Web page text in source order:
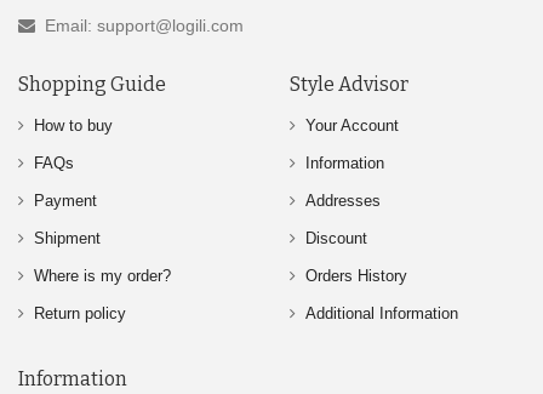
Email: support@logili.com
Shopping Guide
How to buy
FAQs
Payment
Shipment
Where is my order?
Return policy
Style Advisor
Your Account
Information
Addresses
Discount
Orders History
Additional Information
Information